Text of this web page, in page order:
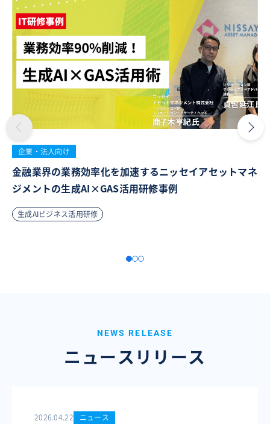
企業・法人向け
金融業界の業務効率化を加速するニッセイアセットマネ
ジメントの生成AI×GAS活用研修事例
生成AIビジネス活用研修
NEWS RELEASE
ニュースリリース
2026.04.22 ニュース